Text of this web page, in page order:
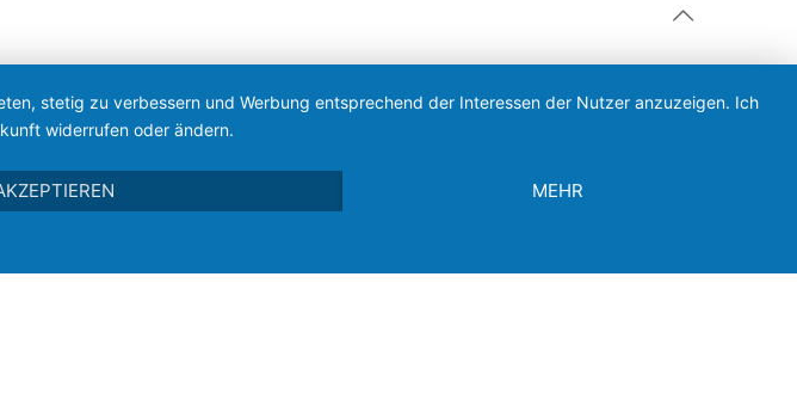
stetig zu verbessern und Werbung entsprechend der Interessen der Nutzer anzuzeigen. Ich
widerrufen oder ändern.
MEHR